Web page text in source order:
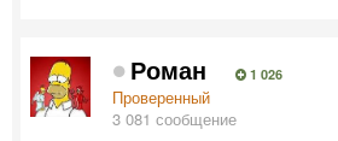
Роман 1 026
Проверенный
3 081 сообщение